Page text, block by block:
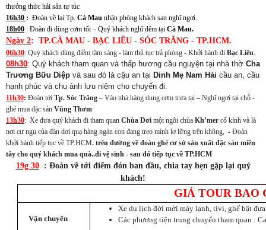
thưởng thức hải sản tự túc
16h30 : Đoàn về lại Tp. Cà Mau nhận phòng khách sạn nghĩ ngơi.
18h00 : Đoàn đi dùng cơm tối – Quý khách nghĩ đêm tại Cà Mau.
Ngày 2: TP.CÀ MAU - BẠC LIÊU - SÓC TRĂNG - TP.HCM.
06h30: Quý khách dùng điểm tâm sáng - làm thủ tục trả phòng - Khởi hành đi Bạc Liêu
08h30: Quý khách tham quan và thấp hương cầu nguyện tại nhà thờ Cha
Trương Bữu Diệp và sau đó là cậu an tại Dinh Mẹ Nam Hải cầu an, cầu
hạnh phúc và chụ ảnh lưu niệm cho chuyến đi.
11h30: Đoàn tới Tp. Sóc Trăng – Vào nhà hàng dung cơm trưa tại – Nghĩ ngơi tại chỗ -
ghé mua đặc sản Vũng Thơm
13h30: Xe đưa quý khách đi tham quan Chùa Dơi một ngôi chùa Kh’mer cổ kính và là
nơi cư ngụ của đàn dơi quạ hàng ngàn con đang treo mình lơ lững trên không, - Đoàn
khởi hành tiếp tục về TP.HCM. trên đường về đoàn ghé cơ sở sản xuất đặc sản miền
tây cho quý khách mua quà..đi vệ sinh - sau đó tiếp tục về TP.HCM
19g 30: Đoàn về tới điểm đón ban đầu, chia tay hẹn gặp lại quý
khách!
GIÁ TOUR BAO
Vận chuyển
Xe du lịch đời mới máy lạnh, tivi, ghế bật
Các phương tiện trung chuyển tham quan :